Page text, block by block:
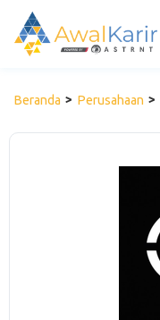
Beranda Perusahaan